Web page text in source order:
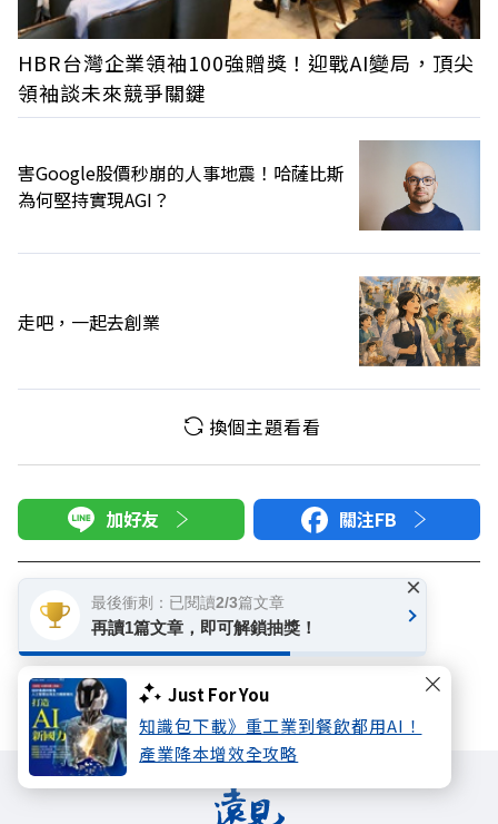
Just For You
知識包下載》重工業到餐飲都用AI！
產業降本增效全攻略
HBR台灣企業領袖100強贈獎！迎戰AI變局，頂尖
領袖談未來競爭關鍵
害Google股價秒崩的人事地震！哈薩比斯
為何堅持實現AGI？
走吧，一起去創業
換個主題看看
加好友 關注FB
登入網站會員
享受更多個人化的會員服務
會員登入
最後衝刺：已閱讀2/3篇文章
再讀1篇文章，即可解鎖抽獎！
×